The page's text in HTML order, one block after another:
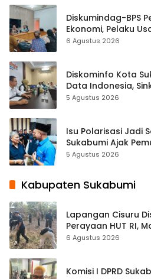
Diskumindag-BPS
Ekonomi, Pelaku
Terbuka Beri Data
6 Agustus 2026
Diskominfo Kota
Data Indonesia,
Kewilayahan Dikebut
5 Agustus 2026
Isu Polarisasi Jadi
Sukabumi Ajak
Kebangsaan
5 Agustus 2026
Kabupaten Sukabumi
Lapangan Cisuru
Perayaan HUT RI,
Warga Satukan
6 Agustus 2026
Komisi I DPRD